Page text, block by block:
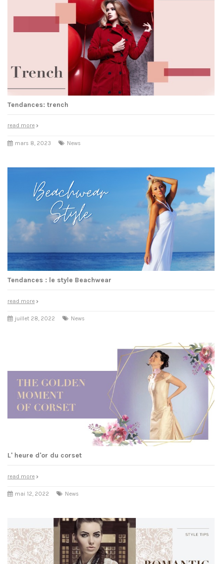
Tendances: trench
read more
mars 8, 2023 News
Tendances : le style Beachwear
read more
juillet 28, 2022 News
L' heure d'or du corset
read more
mai 12, 2022 News